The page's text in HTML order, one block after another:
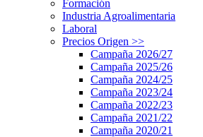
Formación
Industria Agroalimentaria
Laboral
Precios Origen >>
Campaña 2026/27
Campaña 2025/26
Campaña 2024/25
Campaña 2023/24
Campaña 2022/23
Campaña 2021/22
Campaña 2020/21